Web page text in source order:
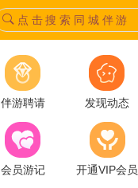
点 击 搜 索 同 城 伴 游
伴游聘请 发现动态
会员游记 开通VIP会员